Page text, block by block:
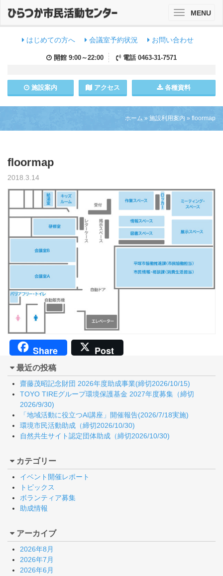
はじめての方へ 会議室予約状況 お問い合わせ
開館 9:00～22:00 電話 0463-31-7571
施設案内 アクセス 各種資料
ToggleMENU
ホーム » 施設利用案内 » floormap
floormap
2018.3.14
Share Post
最近の投稿
齋藤茂昭記念財団 2026年度助成事業(締切2026/10/15)
TOYO TIREグループ環境保護基金 2027年度募集（締切
2026/9/30)
「地域活動に役立つAI講座」開催報告(2026/7/18実施)
環境市民活動助成（締切2026/10/30)
自然共生サイト認定団体助成（締切2026/10/30)
カテゴリー
イベント開催レポート
トピックス
ボランティア募集
助成情報
アーカイブ
2026年8月
2026年7月
2026年6月